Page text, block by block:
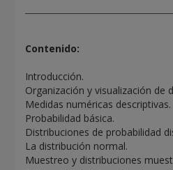
Contenido:
Introducción.
Organización y visualización de
Medidas numéricas descriptivas.
Probabilidad básica.
Distribuciones de probabilidad
La distribución normal.
Muestreo y distribuciones